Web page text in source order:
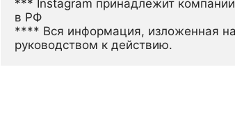
*** Instagram принадлежит
в РФ
**** Вся информация, изложенная на
руководством к действию.